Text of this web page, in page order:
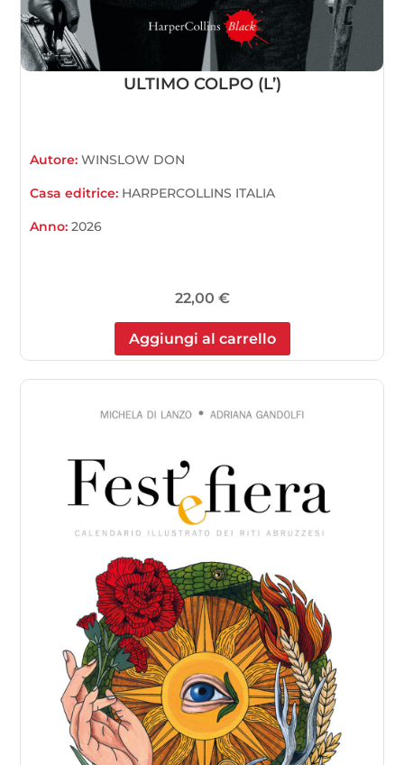
ULTIMO COLPO (L’)
Autore:WINSLOW DON
Casa editrice: HARPERCOLLINS ITALIA
Anno:2026
22,00 €
Aggiungi al carrello